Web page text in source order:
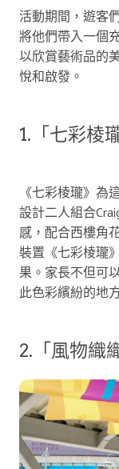
活動期間，遊客
將他們帶入一個
以欣賞藝術品的
悅和啟發。
1.「七彩棱瓏
《七彩棱瓏》為
設計二人組合
感，配合西樓角
裝置《七彩棱瓏
果。家長不但可
此色彩繽紛的地
2.「風物織